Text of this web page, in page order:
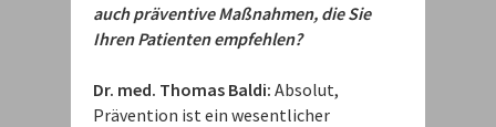
auch präventive Maßnahmen, die Sie
Ihren Patienten empfehlen?
Dr. med. Thomas Baldi: Absolut,
Prävention ist ein wesentlicher